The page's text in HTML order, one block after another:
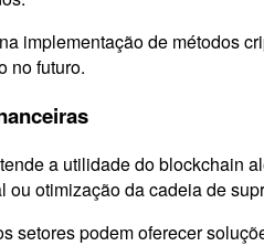
implementação de métodos
no futuro.
a utilidade do blockchain
otimização da cadeia de
setores podem oferecer